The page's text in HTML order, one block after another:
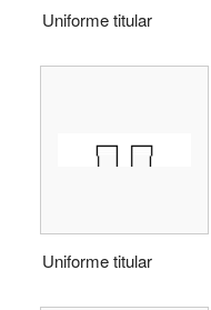
Uniforme titular
Uniforme titular